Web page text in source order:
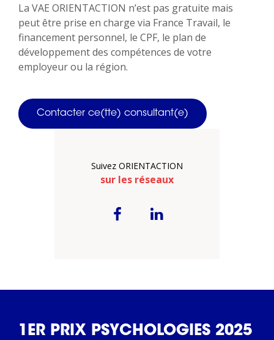
La VAE ORIENTACTION n’est pas gratuite mais
peut être prise en charge via France Travail, le
financement personnel, le CPF, le plan de
développement des compétences de votre
employeur ou la région.
Contacter ce(tte) consultant(e)
Suivez ORIENTACTION
sur les réseaux
1ER PRIX PSYCHOLOGIES 2025